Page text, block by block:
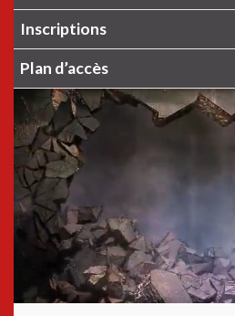
Inscriptions
Plan d’accès